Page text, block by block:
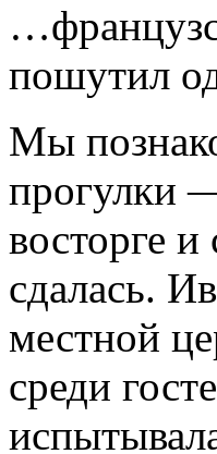
пошутил
Мы
прогулки
восторге
сдалась.
местной
среди